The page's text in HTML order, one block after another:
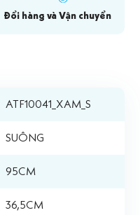
Đổi hàng và Vận chuyển
ATF10041_XAM_S
SUÔNG
95CM
36,5CM